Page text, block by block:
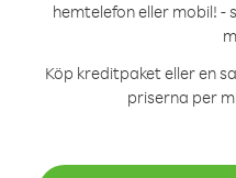
hemtelefon eller mobil!
Köp kreditpaket eller en
priserna per